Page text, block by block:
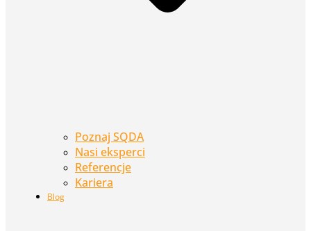
Poznaj SQDA
Nasi eksperci
Referencje
Kariera
Blog